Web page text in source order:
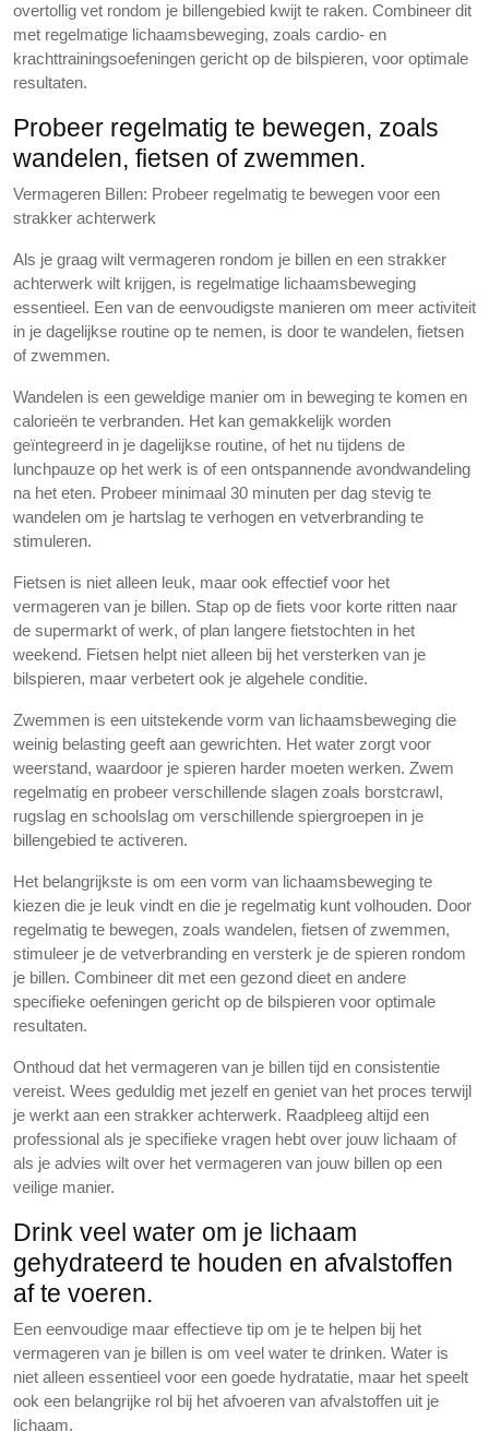
overtollig vet rondom je billengebied kwijt te raken. Combineer dit
met regelmatige lichaamsbeweging, zoals cardio- en
krachttrainingsoefeningen gericht op de bilspieren, voor optimale
resultaten.
Probeer regelmatig te bewegen, zoals
wandelen, fietsen of zwemmen.
Vermageren Billen: Probeer regelmatig te bewegen voor een
strakker achterwerk
Als je graag wilt vermageren rondom je billen en een strakker
achterwerk wilt krijgen, is regelmatige lichaamsbeweging
essentieel. Een van de eenvoudigste manieren om meer activiteit
in je dagelijkse routine op te nemen, is door te wandelen, fietsen
of zwemmen.
Wandelen is een geweldige manier om in beweging te komen en
calorieën te verbranden. Het kan gemakkelijk worden
geïntegreerd in je dagelijkse routine, of het nu tijdens de
lunchpauze op het werk is of een ontspannende avondwandeling
na het eten. Probeer minimaal 30 minuten per dag stevig te
wandelen om je hartslag te verhogen en vetverbranding te
stimuleren.
Fietsen is niet alleen leuk, maar ook effectief voor het
vermageren van je billen. Stap op de fiets voor korte ritten naar
de supermarkt of werk, of plan langere fietstochten in het
weekend. Fietsen helpt niet alleen bij het versterken van je
bilspieren, maar verbetert ook je algehele conditie.
Zwemmen is een uitstekende vorm van lichaamsbeweging die
weinig belasting geeft aan gewrichten. Het water zorgt voor
weerstand, waardoor je spieren harder moeten werken. Zwem
regelmatig en probeer verschillende slagen zoals borstcrawl,
rugslag en schoolslag om verschillende spiergroepen in je
billengebied te activeren.
Het belangrijkste is om een vorm van lichaamsbeweging te
kiezen die je leuk vindt en die je regelmatig kunt volhouden. Door
regelmatig te bewegen, zoals wandelen, fietsen of zwemmen,
stimuleer je de vetverbranding en versterk je de spieren rondom
je billen. Combineer dit met een gezond dieet en andere
specifieke oefeningen gericht op de bilspieren voor optimale
resultaten.
Onthoud dat het vermageren van je billen tijd en consistentie
vereist. Wees geduldig met jezelf en geniet van het proces terwijl
je werkt aan een strakker achterwerk. Raadpleeg altijd een
professional als je specifieke vragen hebt over jouw lichaam of
als je advies wilt over het vermageren van jouw billen op een
veilige manier.
Drink veel water om je lichaam
gehydrateerd te houden en afvalstoffen
af te voeren.
Een eenvoudige maar effectieve tip om je te helpen bij het
vermageren van je billen is om veel water te drinken. Water is
niet alleen essentieel voor een goede hydratatie, maar het speelt
ook een belangrijke rol bij het afvoeren van afvalstoffen uit je
lichaam.